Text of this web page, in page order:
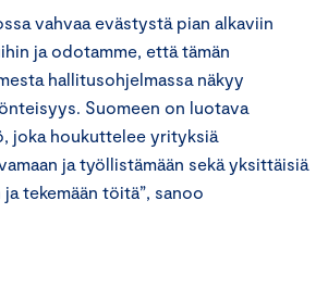
vahvaa evästystä pian alkaviin
ja odotamme, että tämän
hallitusohjelmassa näkyy
Suomeen on luotava
joka houkuttelee yrityksiä
ja työllistämään sekä yksittäisiä
tekemään töitä”, sanoo